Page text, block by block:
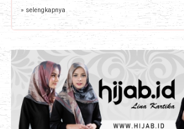
» selengkapnya